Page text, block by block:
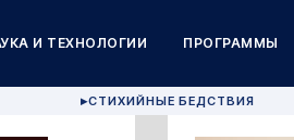
И ТЕХНОЛОГИИ ПРОГРАММЫ
▶СТИХИЙНЫЕ БЕДСТВИЯ